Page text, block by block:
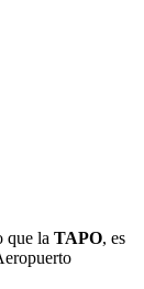
que la TAPO, es